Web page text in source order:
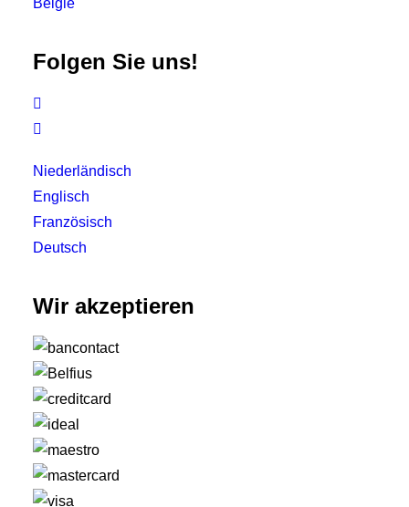
België
Folgen Sie uns!


Niederländisch
Englisch
Französisch
Deutsch
Wir akzeptieren